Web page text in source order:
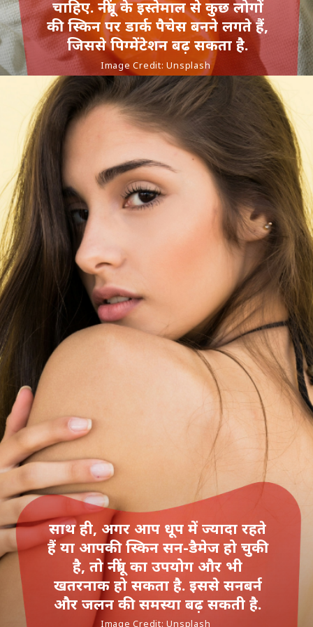
चाहिए. नींबू के इस्तेमाल से कुछ लोगों
की स्किन पर डार्क पैचेस बनने लगते हैं,
जिससे पिग्मेंटेशन बढ़ सकता है.
Image Credit: Unsplash
साथ ही, अगर आप धूप में ज्यादा रहते
हैं या आपकी स्किन सन-डैमेज हो चुकी
है, तो नींबू का उपयोग और भी
खतरनाक हो सकता है. इससे सनबर्न
और जलन की समस्या बढ़ सकती है.
Image Credit: Unsplash